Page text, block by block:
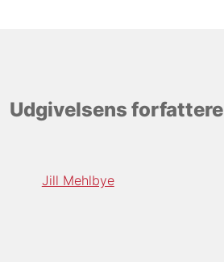
Udgivelsens forfattere
Jill Mehlbye